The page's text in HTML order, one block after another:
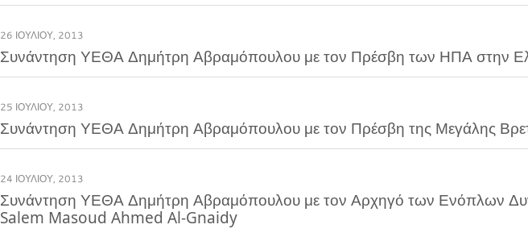
26 ΙΟΥΛΊΟΥ, 2013
Συνάντηση ΥΕΘΑ Δημήτρη Αβραμόπουλου με τον Πρέσβη των ΗΠΑ στην
25 ΙΟΥΛΊΟΥ, 2013
Συνάντηση ΥΕΘΑ Δημήτρη Αβραμόπουλου με τον Πρέσβη της Μεγάλης
24 ΙΟΥΛΊΟΥ, 2013
Συνάντηση ΥΕΘΑ Δημήτρη Αβραμόπουλου με τον Αρχηγό των Ενόπλων
Salem Masoud Ahmed Al-Gnaidy